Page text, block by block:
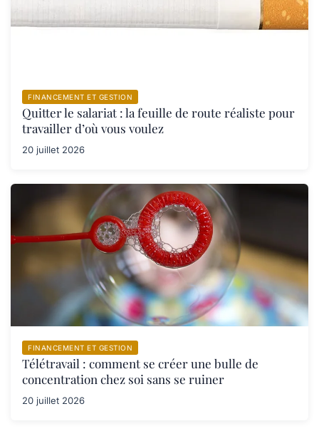
FINANCEMENT ET GESTION
Quitter le salariat : la feuille de route réaliste pour
travailler d’où vous voulez
20 juillet 2026
FINANCEMENT ET GESTION
Télétravail : comment se créer une bulle de
concentration chez soi sans se ruiner
20 juillet 2026